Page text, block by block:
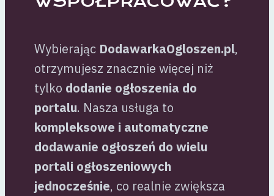
Wybierając DodawarkaOgloszen.pl,
otrzymujesz znacznie więcej niż
tylko dodanie ogłoszenia do
portalu. Nasza usługa to
kompleksowe i automatyczne
dodawanie ogłoszeń do wielu
portali ogłoszeniowych
jednocześnie, co realnie zwiększa